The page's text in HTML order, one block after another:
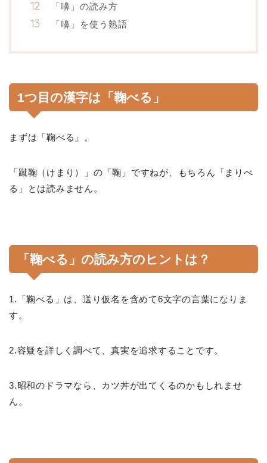
「嚊」の読み方
「嚊」を使う熟語
1つ目の漢字は「鞠べる」
まずは「鞠べる」。
「蹴鞠（けまり）」の「鞠」ですねが、もちろん「まりべ
る」とは読みません。
「鞠べる」の読み方のヒントは？
1.「鞠べる」は、送り仮名を含めて6文字の言葉になりま
す。
2.容疑を詳しく調べて、真実を追求することです。
3.昭和のドラマなら、カツ丼が出てくるのかもしれませ
ん。